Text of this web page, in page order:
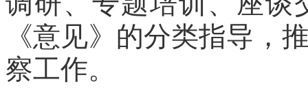
《意见》的分类指导，
察工作。